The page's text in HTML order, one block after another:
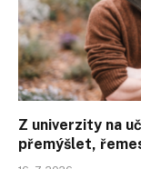
Z univerzity na
přemýšlet,